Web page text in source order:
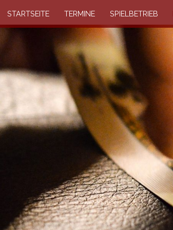
STARTSEITE TERMINE SPIELBETRIEB